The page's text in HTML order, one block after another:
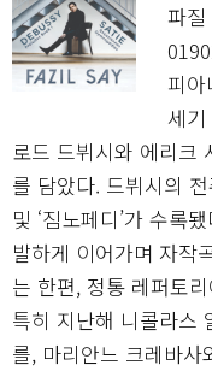
파
피
세
로드 드뷔시와 에리크
를 담았다. 드뷔시의
및 ‘짐노페디’가 수록
발하게 이어가며 자작
는 한편, 정통 레퍼토
특히 지난해 니콜라스
를, 마리안느 크레바